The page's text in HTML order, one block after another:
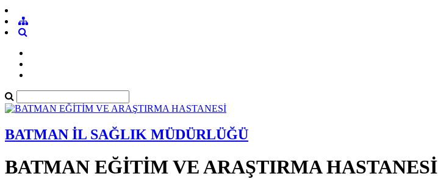
BATMAN İL SAĞLIK MÜDÜRLÜĞÜ
BATMAN EĞİTİM VE ARAŞTIRMA HASTANESİ